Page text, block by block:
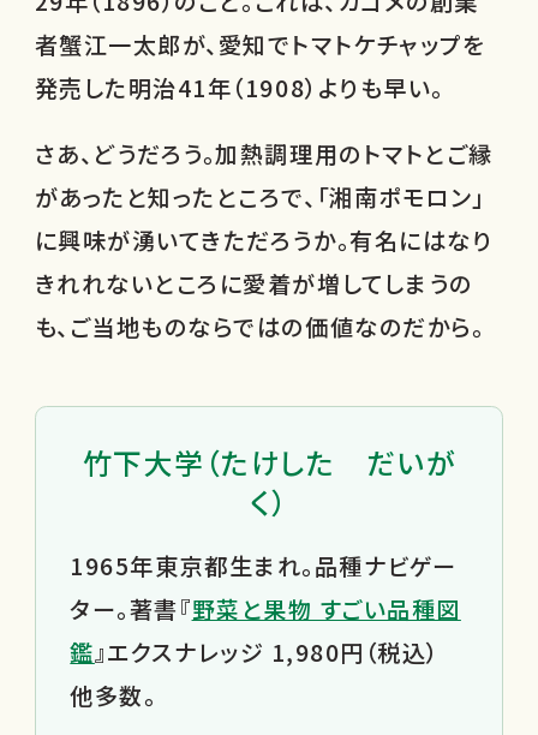
者蟹江一太郎が、愛知でトマトケチャップを
発売した明治41年（1908）よりも早い。
さあ、どうだろう。加熱調理用のトマトとご縁
があったと知ったところで、「湘南ポモロン」
に興味が湧いてきただろうか。有名にはなり
きれれないところに愛着が増してしまうの
も、ご当地ものならではの価値なのだから。
竹下大学（たけした だいが
く）
1965年東京都生まれ。品種ナビゲー
ター。著書『野菜と果物 すごい品種図
鑑』エクスナレッジ 1,980円（税込）
他多数。